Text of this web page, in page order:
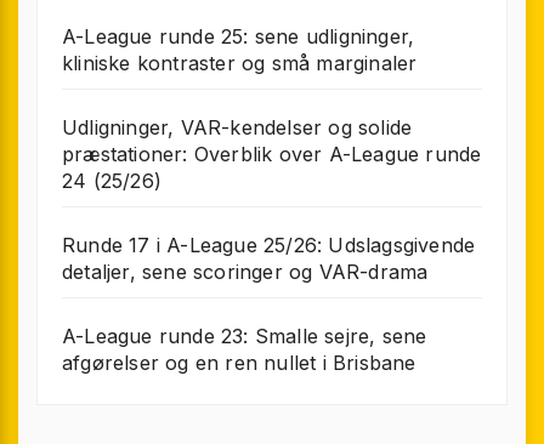
A-League runde 25: sene udligninger,
kliniske kontraster og små marginaler
Udligninger, VAR-kendelser og solide
præstationer: Overblik over A-League runde
24 (25/26)
Runde 17 i A-League 25/26: Udslagsgivende
detaljer, sene scoringer og VAR-drama
A-League runde 23: Smalle sejre, sene
afgørelser og en ren nullet i Brisbane